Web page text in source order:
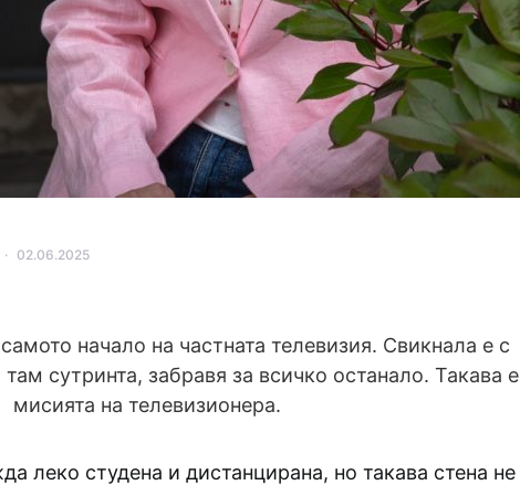
02.06.2025
начало на частната телевизия. Свикнала е с
сутринта, забравя за всичко останало. Такава е
мисията на телевизионера.
леко студена и дистанцирана, но такава стена не